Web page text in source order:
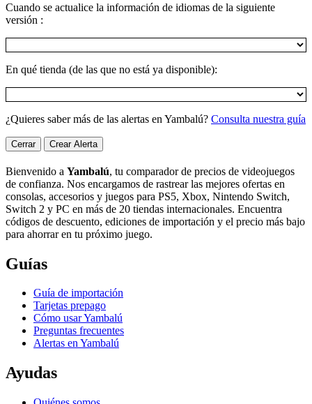
Cuando se actualice la información de idiomas de la siguiente
versión :
En qué tienda (de las que no está ya disponible):
¿Quieres saber más de las alertas en Yambalú? Consulta nuestra guía
Cerrar Crear Alerta
Bienvenido a Yambalú, tu comparador de precios de videojuegos
de confianza. Nos encargamos de rastrear las mejores ofertas en
consolas, accesorios y juegos para PS5, Xbox, Nintendo Switch,
Switch 2 y PC en más de 20 tiendas internacionales. Encuentra
códigos de descuento, ediciones de importación y el precio más bajo
para ahorrar en tu próximo juego.
Guías
Guía de importación
Tarjetas prepago
Cómo usar Yambalú
Preguntas frecuentes
Alertas en Yambalú
Ayudas